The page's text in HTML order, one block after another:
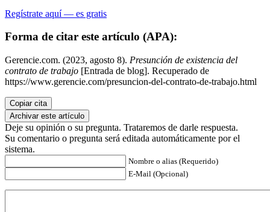
Regístrate aquí — es gratis
Forma de citar este artículo (APA):
Gerencie.com. (2023, agosto 8). Presunción de existencia del
contrato de trabajo [Entrada de blog]. Recuperado de
https://www.gerencie.com/presuncion-del-contrato-de-trabajo.html
Copiar cita
Archivar este artículo
Deje su opinión o su pregunta. Trataremos de darle respuesta.
Su comentario o pregunta será editada automáticamente por el
sistema.
Nombre o alias (Requerido)
E-Mail (Opcional)